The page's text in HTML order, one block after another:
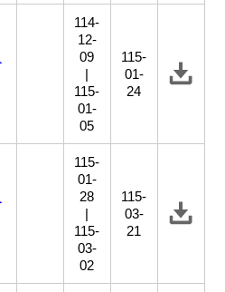
114-
12-
09
|
115-
01-
05
115-
01-
24
115-
01-
28
|
115-
03-
02
115-
03-
21